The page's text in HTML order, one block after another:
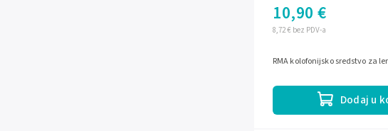
8,72 € bez PDV-a
10,90 €
Dodaj u
RMA kolofonijsko sredstvo za